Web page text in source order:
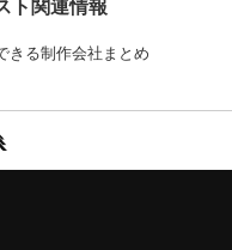
きる制作会社まとめ